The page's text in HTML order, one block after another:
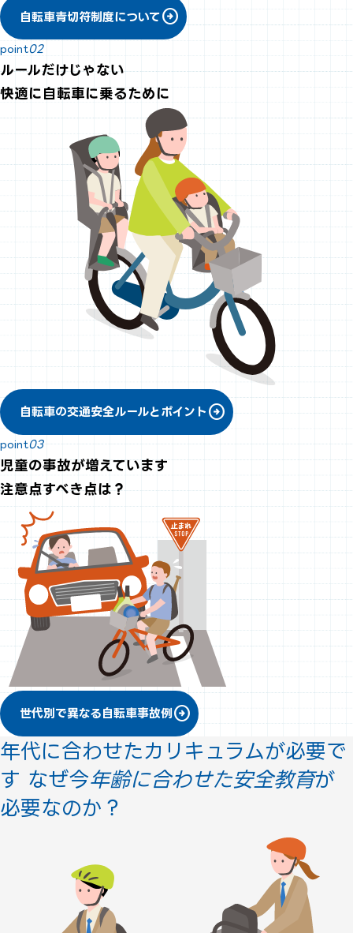
自転車青切符制度についてarrow_circle_right
point02
ルールだけじゃない
快適に自転車に乗るために
自転車の交通安全ルールとポイント arrow_circle_right
point03
児童の事故が増えています
注意点すべき点は？
世代別で異なる自転車事故例arrow_circle_right
年代に合わせたカリキュラムが必要で
す なぜ今年齢に合わせた安全教育が
必要なのか？